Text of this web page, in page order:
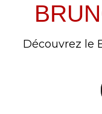
Découvrez le